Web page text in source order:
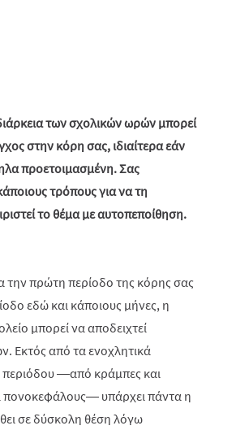
των σχολικών ωρών μπορεί
στην κόρη σας, ιδιαίτερα εάν
προετοιμασμένη. Σας
τρόπους για να τη
το θέμα με αυτοπεποίθηση.
την πρώτη περίοδο της κόρης σας
εδώ και κάποιους μήνες, η
μπορεί να αποδειχτεί
Εκτός από τα ενοχλητικά
—από κράμπες και
υπάρχει πάντα η
σε δύσκολη θέση λόγω